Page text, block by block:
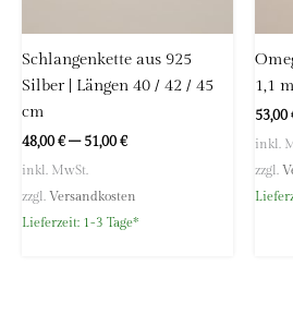
Schlangenkette aus 925
Silber | Längen 40 / 42 / 45
cm
48,00€–51,00€
inkl. MwSt.
zzgl. Versandkosten
Lieferzeit: 1-3 Tage*
1,1
53,00
inkl.
zzgl.